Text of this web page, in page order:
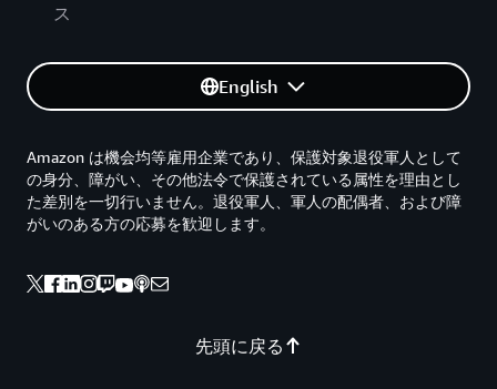
ス
English
先頭に戻る
Amazon は機会均等雇用企業であり、保護対象退役軍人として
の身分、障がい、その他法令で保護されている属性を理由とし
た差別を一切行いません。退役軍人、軍人の配偶者、および障
がいのある方の応募を歓迎します。